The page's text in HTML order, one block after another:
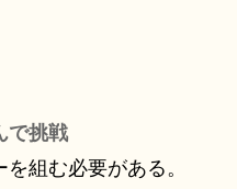
で挑戦
組む必要がある。